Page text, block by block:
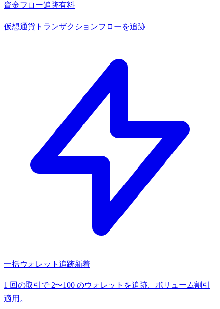
資金フロー追跡有料
仮想通貨トランザクションフローを追跡
一括ウォレット追跡新着
1 回の取引で 2〜100 のウォレットを追跡、ボリューム割引
適用。